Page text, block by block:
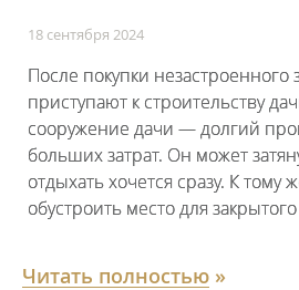
18 сентября 2024
После покупки незастроенного
приступают к строительству
сооружение дачи — долгий
больших затрат. Он может
отдыхать хочется сразу. К тому
обустроить место для
Читать полностью »